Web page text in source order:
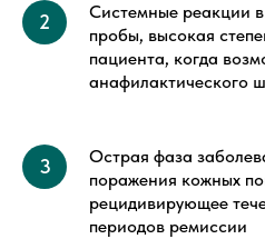
Системные реакции
пробы, высокая
пациента, когда
анафилактического
Острая фаза
поражения кожных
рецидивирующее
периодов ремиссии